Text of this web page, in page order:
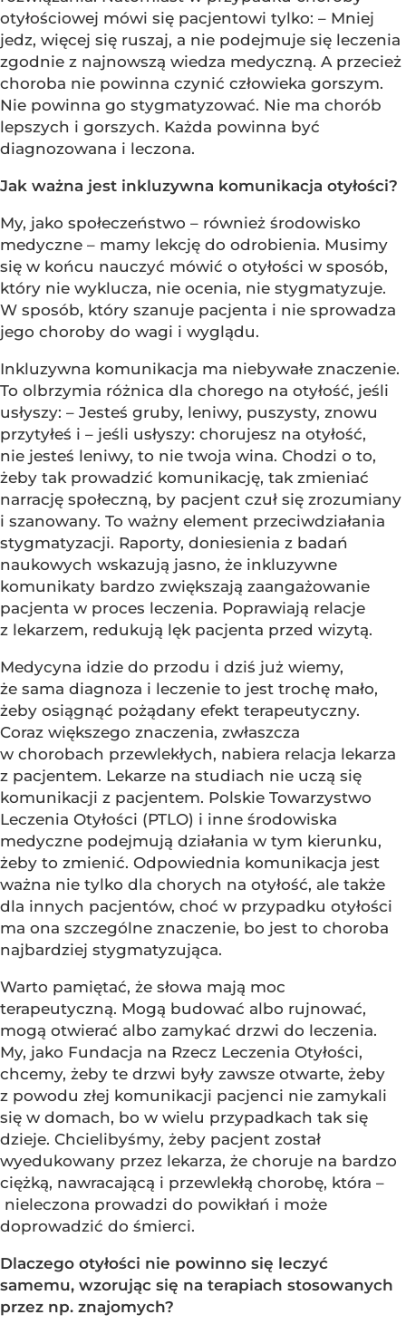
otyłościowej mówi się pacjentowi tylko: – Mniej
jedz, więcej się ruszaj, a nie podejmuje się leczenia
zgodnie z najnowszą wiedza medyczną. A przecież
choroba nie powinna czynić człowieka gorszym.
Nie powinna go stygmatyzować. Nie ma chorób
lepszych i gorszych. Każda powinna być
diagnozowana i leczona.
Jak ważna jest inkluzywna komunikacja otyłości?
My, jako społeczeństwo – również środowisko
medyczne – mamy lekcję do odrobienia. Musimy
się w końcu nauczyć mówić o otyłości w sposób,
który nie wyklucza, nie ocenia, nie stygmatyzuje.
W sposób, który szanuje pacjenta i nie sprowadza
jego choroby do wagi i wyglądu.
Inkluzywna komunikacja ma niebywałe znaczenie.
To olbrzymia różnica dla chorego na otyłość, jeśli
usłyszy: – Jesteś gruby, leniwy, puszysty, znowu
przytyłeś i – jeśli usłyszy: chorujesz na otyłość,
nie jesteś leniwy, to nie twoja wina. Chodzi o to,
żeby tak prowadzić komunikację, tak zmieniać
narrację społeczną, by pacjent czuł się zrozumiany
i szanowany. To ważny element przeciwdziałania
stygmatyzacji. Raporty, doniesienia z badań
naukowych wskazują jasno, że inkluzywne
komunikaty bardzo zwiększają zaangażowanie
pacjenta w proces leczenia. Poprawiają relacje
z lekarzem, redukują lęk pacjenta przed wizytą.
Medycyna idzie do przodu i dziś już wiemy,
że sama diagnoza i leczenie to jest trochę mało,
żeby osiągnąć pożądany efekt terapeutyczny.
Coraz większego znaczenia, zwłaszcza
w chorobach przewlekłych, nabiera relacja lekarza
z pacjentem. Lekarze na studiach nie uczą się
komunikacji z pacjentem. Polskie Towarzystwo
Leczenia Otyłości (PTLO) i inne środowiska
medyczne podejmują działania w tym kierunku,
żeby to zmienić. Odpowiednia komunikacja jest
ważna nie tylko dla chorych na otyłość, ale także
dla innych pacjentów, choć w przypadku otyłości
ma ona szczególne znaczenie, bo jest to choroba
najbardziej stygmatyzująca.
Warto pamiętać, że słowa mają moc
terapeutyczną. Mogą budować albo rujnować,
mogą otwierać albo zamykać drzwi do leczenia.
My, jako Fundacja na Rzecz Leczenia Otyłości,
chcemy, żeby te drzwi były zawsze otwarte, żeby
z powodu złej komunikacji pacjenci nie zamykali
się w domach, bo w wielu przypadkach tak się
dzieje. Chcielibyśmy, żeby pacjent został
wyedukowany przez lekarza, że choruje na bardzo
ciężką, nawracającą i przewlekłą chorobę, która –
nieleczona prowadzi do powikłań i może
doprowadzić do śmierci.
Dlaczego otyłości nie powinno się leczyć
samemu, wzorując się na terapiach stosowanych
przez np. znajomych?